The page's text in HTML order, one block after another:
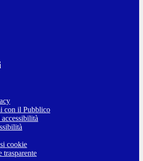
con il Pubblico
cookie
trasparente